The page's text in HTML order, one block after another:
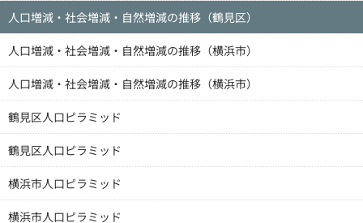
人口増減・社会増減・自然増減の推移（鶴見区）
人口増減・社会増減・自然増減の推移（横浜市）
人口増減・社会増減・自然増減の推移（横浜市）
鶴見区人口ピラミッド
鶴見区人口ピラミッド
横浜市人口ピラミッド
横浜市人口ピラミッド